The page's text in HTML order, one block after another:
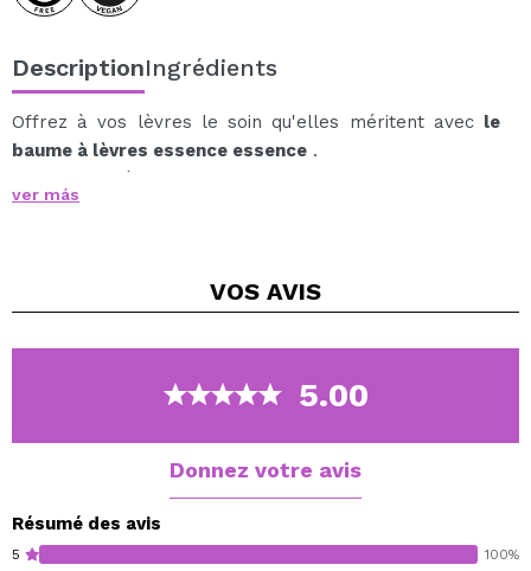
DescriptionIngrédients
Offrez à vos lèvres le soin qu'elles méritent avec le
baume à lèvres essence essence .
Le soin des lèvres a une texture laiteuse et brillante et
est enrichi d'ingrédients nourrissants tels que des
hygiénique.
Pressez simplement la quantité requise de produit et
faites-la glisser doucement sur vos lèvres.
Paraben free.
Gluten free.
ver más
VOS AVIS
5.00
Donnez votre avis
Résumé des avis
5 100%